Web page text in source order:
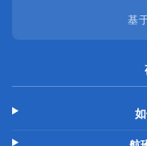
基